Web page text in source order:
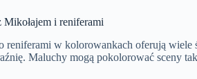
i reniferami
reniferami w kolorowankach oferują
Maluchy mogą pokolorować sceny